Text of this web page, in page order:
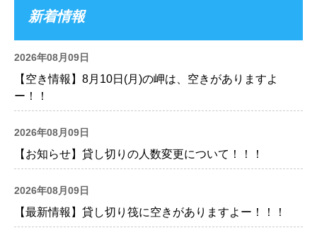
新着情報
2026年08月09日
【空き情報】8月10日(月)の岬は、空きがありますよ
ー！！
2026年08月09日
【お知らせ】貸し切りの人数変更について！！！
2026年08月09日
【最新情報】貸し切り筏に空きがありますよー！！！